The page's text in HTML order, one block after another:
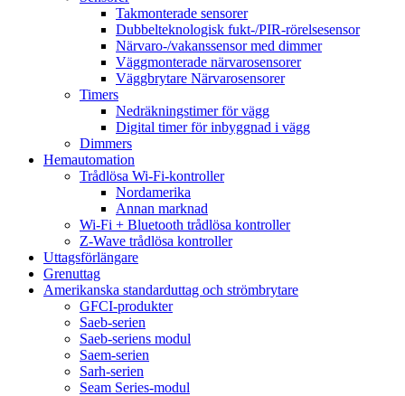
Takmonterade sensorer
Dubbelteknologisk fukt-/PIR-rörelsesensor
Närvaro-/vakanssensor med dimmer
Väggmonterade närvarosensorer
Väggbrytare Närvarosensorer
Timers
Nedräkningstimer för vägg
Digital timer för inbyggnad i vägg
Dimmers
Hemautomation
Trådlösa Wi-Fi-kontroller
Nordamerika
Annan marknad
Wi-Fi + Bluetooth trådlösa kontroller
Z-Wave trådlösa kontroller
Uttagsförlängare
Grenuttag
Amerikanska standarduttag och strömbrytare
GFCI-produkter
Saeb-serien
Saeb-seriens modul
Saem-serien
Sarh-serien
Seam Series-modul